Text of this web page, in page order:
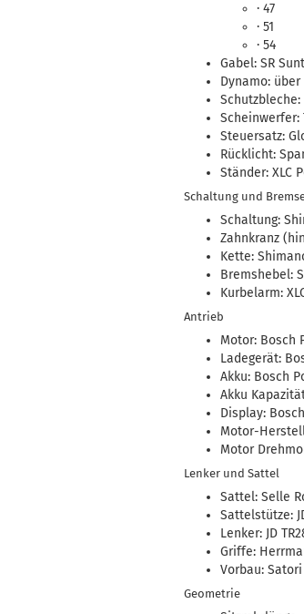
· 47
· 51
· 54
Gabel: SR
Dynamo:
Scheinwerfer:
Steuersatz:
Rücklicht:
Ständer: XLC
Schaltung und
Schaltung:
Zahnkranz
Kette:
Bremshebel:
Kurbelarm:
Antrieb
Motor: Bosch
Ladegerät:
Akku: Bosch
Akku
Display:
Motor-
Motor
Lenker und Sattel
Sattel: Selle
Sattelstütze:
Lenker: JD
Griffe:
Vorbau: Satori
Geometrie